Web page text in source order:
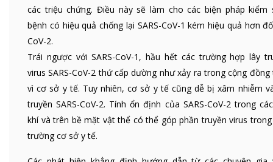
các triệu chứng. Điều này sẽ làm cho các biện pháp kiểm
bệnh có hiệu quả chống lại SARS-CoV-1 kém hiệu quả hơn
CoV-2.
Trái ngược với SARS-CoV-1, hầu hết các trường hợp lây
virus SARS-CoV-2 thứ cấp dường như xảy ra trong cộng đồng
vì cơ sở y tế. Tuy nhiên, cơ sở y tế cũng dễ bị xâm nhiễm
truyền SARS-CoV-2. Tính ổn định của SARS-CoV-2 trong
khí và trên bề mặt vật thể có thể góp phần truyền virus
trường cơ sở y tế.